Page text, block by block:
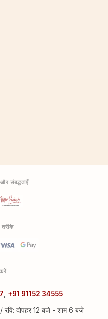
संबद्धताएँ
तरीके
+91 91152 34555
दोपहर 12 बजे - शाम 6 बजे